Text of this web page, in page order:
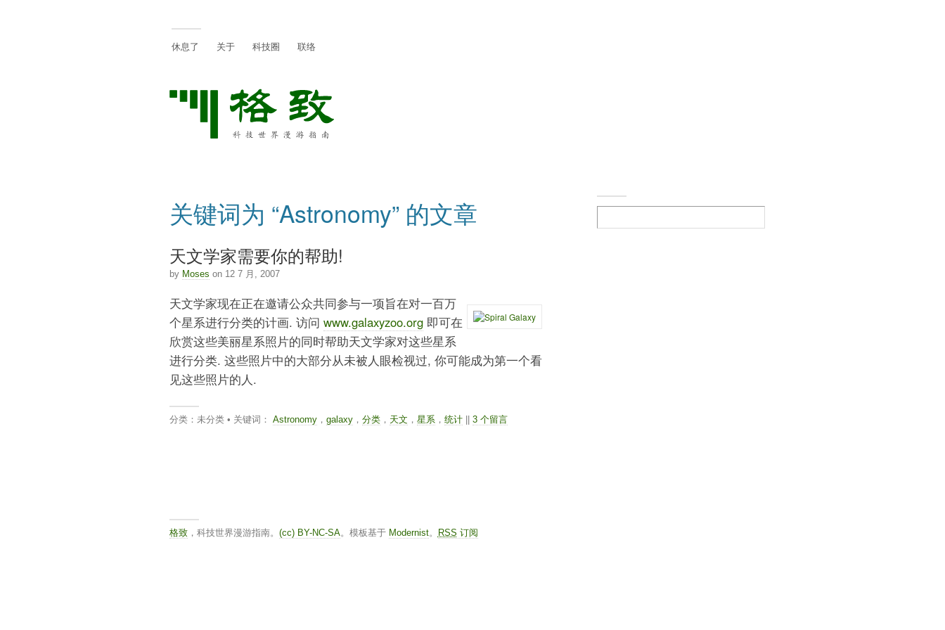
休息了 关于 科技圈 联络
关键词为 “Astronomy” 的文章
天文学家需要你的帮助!
by Moses on 12 7 月, 2007
天文学家现在正在邀请公众共同参与一项旨在对一百万
个星系进行分类的计画. 访问 www.galaxyzoo.org即可在
欣赏这些美丽星系照片的同时帮助天文学家对这些星系
进行分类. 这些照片中的大部分从未被人眼检视过, 你可能成为第一个看
见这些照片的人.
分类：未分类 • 关键词： Astronomy， galaxy， 分类， 天文 ， 星系 ， 统计|| 3 个留言
格致，科技世界漫游指南。 (cc) BY-NC-SA。模板基于 Modernist。 RSS 订阅